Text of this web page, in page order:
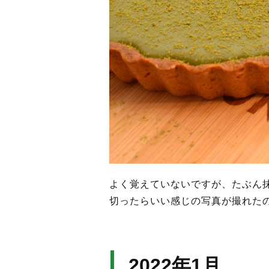
よく覚えていないですが、たぶん
切ったらいい感じの写真が撮れた